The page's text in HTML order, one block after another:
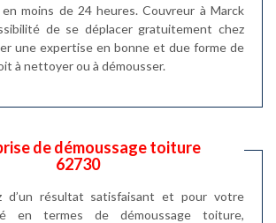
moins de 24 heures. Couvreur à Marck
de se déplacer gratuitement chez
une expertise en bonne et due forme de
à nettoyer ou à démousser.
de démoussage toiture
62730
d’un résultat satisfaisant et pour votre
en termes de démoussage toiture,